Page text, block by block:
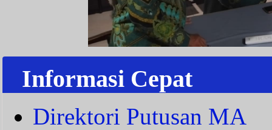
Informasi Cepat
Direktori Putusan MA